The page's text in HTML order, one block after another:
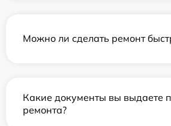
Можно ли сделать ремонт
Какие документы вы выдаете
ремонта?